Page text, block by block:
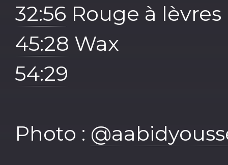
32:56 Rouge à lèvres
45:28 Wax
54:29
Photo :